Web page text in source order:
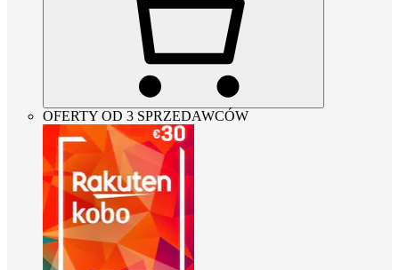
OFERTY OD 3 SPRZEDAWCÓW